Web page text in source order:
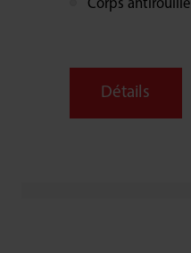
Corps antirouille
Détails